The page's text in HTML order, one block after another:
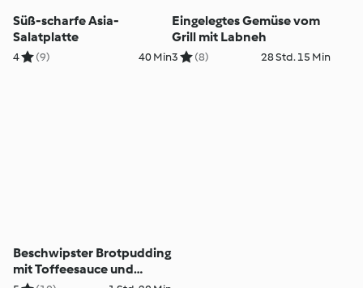
Süß-scharfe Asia-
Salatplatte
4 (9) 40 Min
Eingelegtes Gemüse vom
Grill mit Labneh
3 (8) 28 Std. 15 Min
Beschwipster Brotpudding
mit Toffeesauce und
gegrillter Ananas